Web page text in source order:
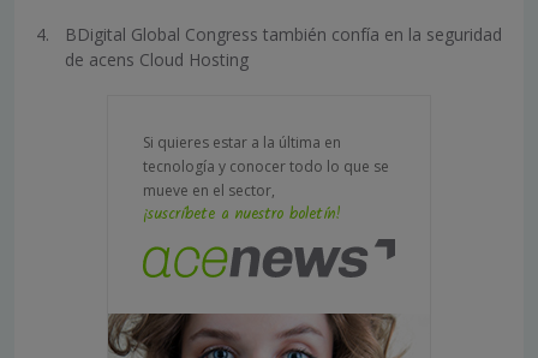
BDigital Global Congress también confía en la seguridad
de acens Cloud Hosting
Si quieres estar a la última en
tecnología y conocer todo lo que se
mueve en el sector,
¡suscríbete a nuestro boletín!